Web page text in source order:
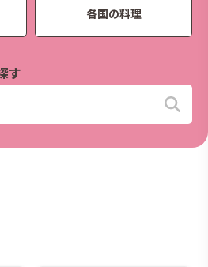
各国の料理
す